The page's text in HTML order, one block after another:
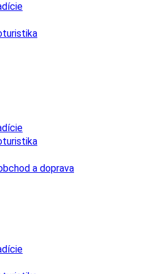
a doprava